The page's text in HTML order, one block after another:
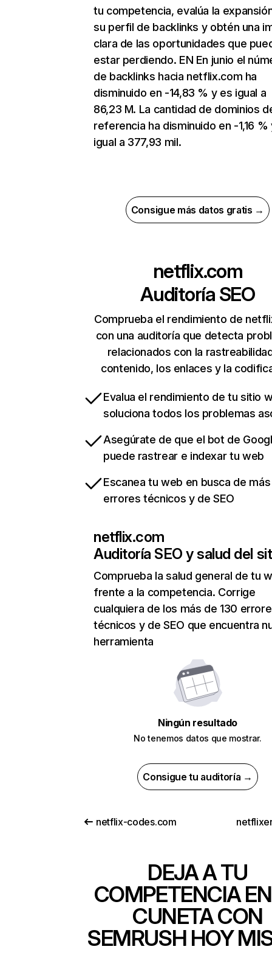
tu competencia, evalúa la
su perfil de backlinks y obtén una
clara de las oportunidades que
estar perdiendo. EN En junio el
de backlinks hacia netflix.com ha
disminuido en -14,83 % y es igual a
86,23 M. La cantidad de dominios
referencia ha disminuido en -1,16 %
igual a 377,93 mil.
Consigue más datos gratis →
netflix.com
Auditoría SEO
Comprueba el rendimiento de
con una auditoría que detecta
relacionados con la
contenido, los enlaces y la
Evalua el rendimiento de tu sitio
soluciona todos los problemas
Asegúrate de que el bot de
puede rastrear e indexar tu web
Escanea tu web en busca de
errores técnicos y de SEO
netflix.com
Auditoría SEO y salud del
Comprueba la salud general de tu
frente a la competencia. Corrige
cualquiera de los más de 130
técnicos y de SEO que encuentra
herramienta
Ningún resultado
No tenemos datos que mostrar.
Consigue tu auditoría →
netflix-codes.com
DEJA A TU
COMPETENCIA
CUNETA CON
SEMRUSH HOY